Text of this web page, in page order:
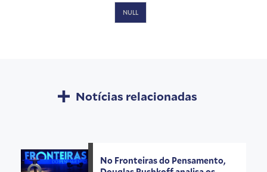
NULL
Notícias relacionadas
No Fronteiras do Pensamento,